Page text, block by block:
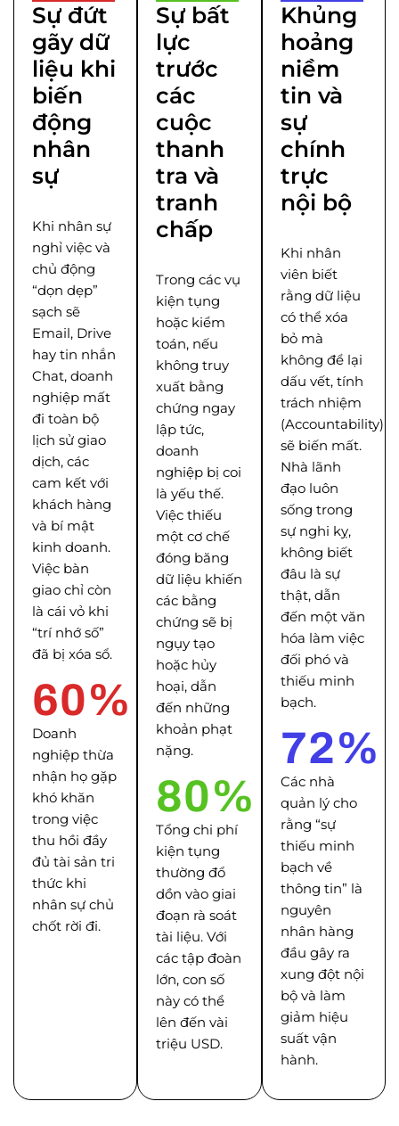
Sự đứt
gãy dữ
liệu khi
biến
động
nhân
sự
Khi nhân sự
nghỉ việc và
chủ động
“dọn dẹp”
sạch sẽ
Email, Drive
hay tin nhắn
Chat, doanh
nghiệp mất
đi toàn bộ
lịch sử giao
dịch, các
cam kết với
khách hàng
và bí mật
kinh doanh.
Việc bàn
giao chỉ còn
là cái vỏ khi
“trí nhớ số”
đã bị xóa sổ.
60%
Doanh
nghiệp thừa
nhận họ gặp
khó khăn
trong việc
thu hồi đầy
đủ tài sản tri
thức khi
nhân sự chủ
chốt rời đi.
Sự bất
lực
trước
các
cuộc
thanh
tra và
tranh
chấp
Trong các vụ
kiện tụng
hoặc kiểm
toán, nếu
không truy
xuất bằng
chứng ngay
lập tức,
doanh
nghiệp bị coi
là yếu thế.
Việc thiếu
một cơ chế
đóng băng
dữ liệu khiến
các bằng
chứng sẽ bị
ngụy tạo
hoặc hủy
hoại, dẫn
đến những
khoản phạt
nặng.
80%
Tổng chi phí
kiện tụng
thường đổ
dồn vào giai
đoạn rà soát
tài liệu. Với
các tập đoàn
lớn, con số
này có thể
lên đến vài
triệu USD.
Khủng
hoảng
niềm
tin và
sự
chính
trực
nội bộ
Khi nhân
viên biết
rằng dữ liệu
có thể xóa
bỏ mà
không để lại
dấu vết, tính
trách nhiệm
(Accountability)
sẽ biến mất.
Nhà lãnh
đạo luôn
sống trong
sự nghi kỵ,
không biết
đâu là sự
thật, dẫn
đến một văn
hóa làm việc
đối phó và
thiếu minh
bạch.
72%
Các nhà
quản lý cho
rằng “sự
thiếu minh
bạch về
thông tin” là
nguyên
nhân hàng
đầu gây ra
xung đột nội
bộ và làm
giảm hiệu
suất vận
hành.